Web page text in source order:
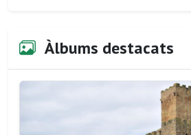
Àlbums destacats